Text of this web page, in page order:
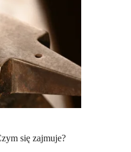
się zajmuje?